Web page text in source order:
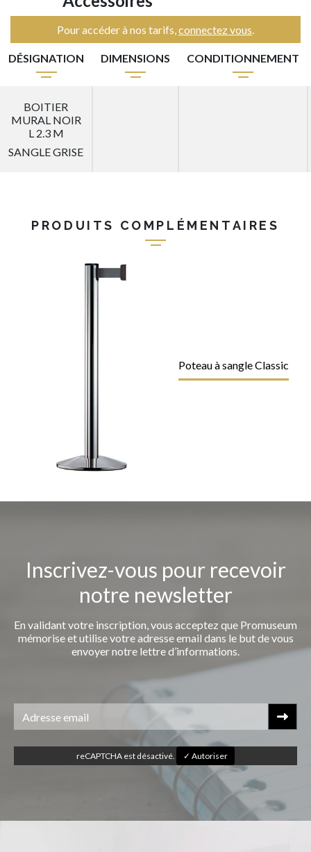
Pour accéder à nos tarifs,connectez vous.
DÉSIGNATION DIMENSIONS CONDITIONNEMENT
BOITIER
MURAL NOIR
L 2.3 M
SANGLE GRISE
PRODUITS COMPLÉMENTAIRES
Poteau à sangle Classic
Inscrivez-vous pour recevoir
notre newsletter
En validant votre inscription, vous acceptez que Promuseum
mémorise et utilise votre adresse email dans le but de vous
envoyer notre lettre d’informations.
reCAPTCHA est désactivé. ✓ Autoriser